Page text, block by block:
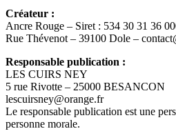
Créateur :
Ancre Rouge – Siret : 534 30 31 36
Rue Thévenot – 39100 Dole –
Responsable publication :
LES CUIRS NEY
5 rue Rivotte – 25000 BESANCON
lescuirsney@orange.fr
Le responsable publication est une
personne morale.